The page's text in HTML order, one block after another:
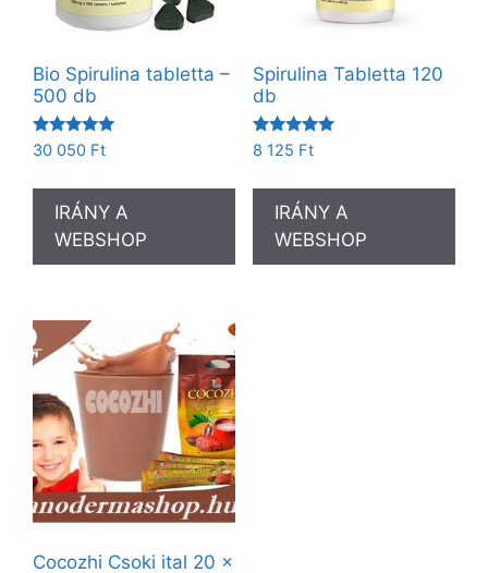
Bio Spirulina tabletta –
500 db
Értékelés:
5.00
30 050 Ft
IRÁNY A
WEBSHOP
Spirulina Tabletta 120
db
Értékelés:
5.00
8 125 Ft
IRÁNY A
WEBSHOP
Cocozhi Csoki ital 20 x